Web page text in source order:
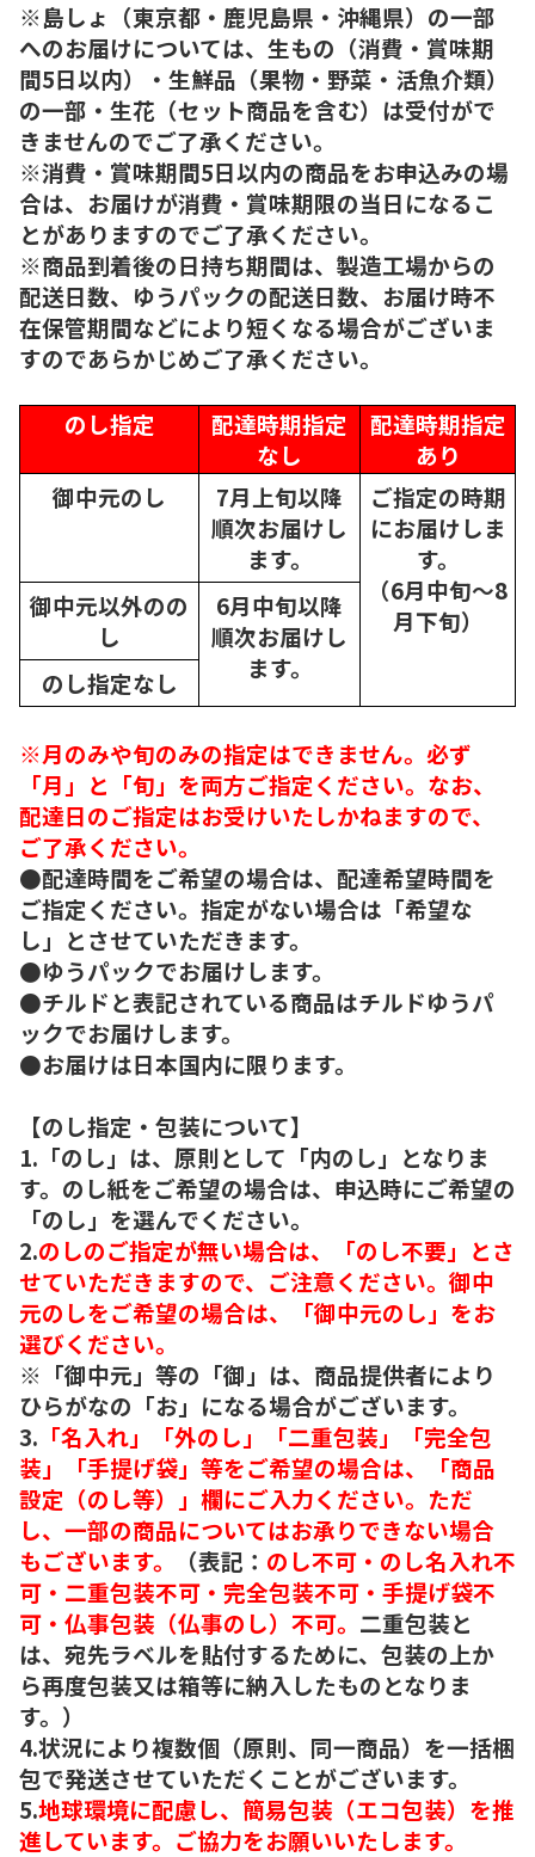
※島しょ（東京都・鹿児島県・沖縄県）の一部
へのお届けについては、生もの（消費・賞味期
間5日以内）・生鮮品（果物・野菜・活魚介類）
の一部・生花（セット商品を含む）は受付がで
きませんのでご了承ください。
※消費・賞味期間5日以内の商品をお申込みの場
合は、お届けが消費・賞味期限の当日になるこ
とがありますのでご了承ください。
※商品到着後の日持ち期間は、製造工場からの
配送日数、ゆうパックの配送日数、お届け時不
在保管期間などにより短くなる場合がございま
すのであらかじめご了承ください。
のし指定
配達時期指定
なし
配達時期指定
あり
御中元のし
7月上旬以降
順次お届けし
ます。
ご指定の時期
にお届けしま
す。
（6月中旬～8
月下旬）
御中元以外のの
し
6月中旬以降
順次お届けし
ます。
のし指定なし
※月のみや旬のみの指定はできません。必ず
「月」と「旬」を両方ご指定ください。なお、
配達日のご指定はお受けいたしかねますので、
ご了承ください。
●配達時間をご希望の場合は、配達希望時間を
ご指定ください。指定がない場合は「希望な
し」とさせていただきます。
●ゆうパックでお届けします。
●チルドと表記されている商品はチルドゆうパ
ックでお届けします。
●お届けは日本国内に限ります。
【のし指定・包装について】
1.「のし」は、原則として「内のし」となりま
す。のし紙をご希望の場合は、申込時にご希望の
「のし」を選んでください。
2.のしのご指定が無い場合は、「のし不要」とさ
せていただきますので、ご注意ください。御中
元のしをご希望の場合は、「御中元のし」をお
選びください。
※「御中元」等の「御」は、商品提供者により
ひらがなの「お」になる場合がございます。
3. 「名入れ」「外のし」「二重包装」「完全包
装」「手提げ袋」等をご希望の場合は、「商品
設定（のし等）」欄にご入力ください。ただ
し、一部の商品についてはお承りできない場合
もございます。
（表記： のし不可・のし名入れ不
可・二重包装不可・完全包装不可・手提げ袋不
可・仏事包装（仏事のし）不可。 二重包装と
は、宛先ラベルを貼付するために、包装の上か
ら再度包装又は箱等に納入したものとなりま
す。）
4.状況により複数個（原則、同一商品）を一括梱
包で発送させていただくことがございます。
5.地球環境に配慮し、簡易包装（エコ包装）を推
進しています。ご協力をお願いいたします。